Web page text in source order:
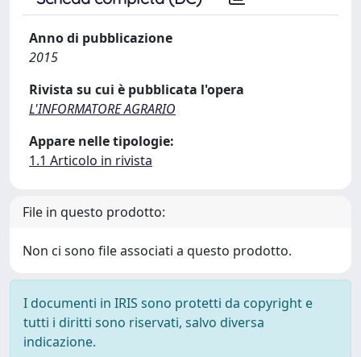
Anno di pubblicazione
2015
Rivista su cui è pubblicata l'opera
L'INFORMATORE AGRARIO
Appare nelle tipologie:
1.1 Articolo in rivista
File in questo prodotto:
Non ci sono file associati a questo prodotto.
I documenti in IRIS sono protetti da copyright e
tutti i diritti sono riservati, salvo diversa
indicazione.